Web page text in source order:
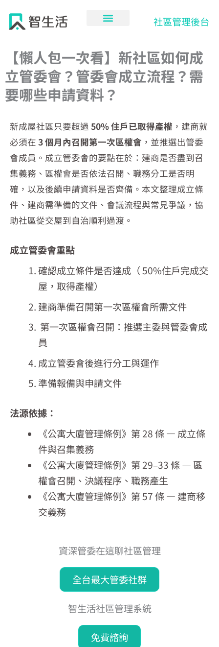
社區管理後台
【懶人包一次看】新社區如何成
立管委會？管委會成立流程？需
要哪些申請資料？
新成屋社區只要超過 50% 住戶已取得產權 ，建商就
必須在 3 個月內召開第一次區權會 ，並推選出管委
會成員。成立管委會的要點在於：建商是否盡到召
集義務、區權會是否依法召開、職務分工是否明
確，以及後續申請資料是否齊備。本文整理成立條
件、建商需準備的文件、會議流程與常見爭議，協
助社區從交屋到自治順利過渡。
成立管委會重點
確認成立條件是否達成（ 50%住戶完成交
屋，取得產權）
建商準備召開第一次區權會所需文件
第一次區權會召開：推選主委與管委會成
員
成立管委會後進行分工與運作
準備報備與申請文件
法源依據：
《公寓大廈管理條例》第 28 條 — 成立條
件與召集義務
《公寓大廈管理條例》第 29–33 條 — 區
權會召開、決議程序、職務產生
《公寓大廈管理條例》第 57 條 — 建商移
交義務
資深管委在這聊社區管理
全台最大管委社群
智生活社區管理系統
免費諮詢